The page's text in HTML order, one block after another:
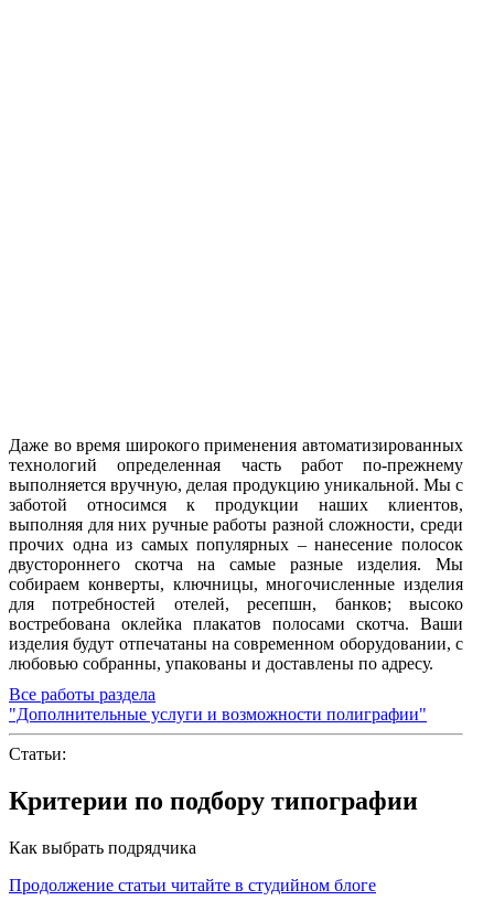
Даже во время широкого применения автоматизированных
технологий определенная часть работ по-прежнему
выполняется вручную, делая продукцию уникальной. Мы с
заботой относимся к продукции наших клиентов,
выполняя для них ручные работы разной сложности, среди
прочих одна из самых популярных – нанесение полосок
двустороннего скотча на самые разные изделия. Мы
собираем конверты, ключницы, многочисленные изделия
для потребностей отелей, ресепшн, банков; высоко
востребована оклейка плакатов полосами скотча. Ваши
изделия будут отпечатаны на современном оборудовании, с
любовью собранны, упакованы и доставлены по адресу.
Все работы раздела
"Дополнительные услуги и возможности полиграфии"
Статьи:
Критерии по подбору типографии
Как выбрать подрядчика
Продолжение статьи читайте в студийном блоге